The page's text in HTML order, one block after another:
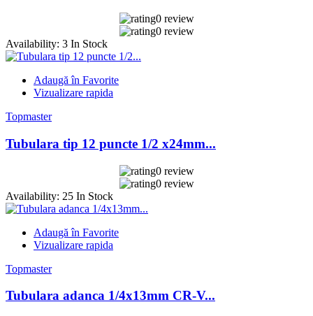
0 review
0 review
Availability: 3 In Stock
Adaugă în Favorite
Vizualizare rapida
Topmaster
Tubulara tip 12 puncte 1/2 x24mm...
0 review
0 review
Availability: 25 In Stock
Adaugă în Favorite
Vizualizare rapida
Topmaster
Tubulara adanca 1/4x13mm CR-V...